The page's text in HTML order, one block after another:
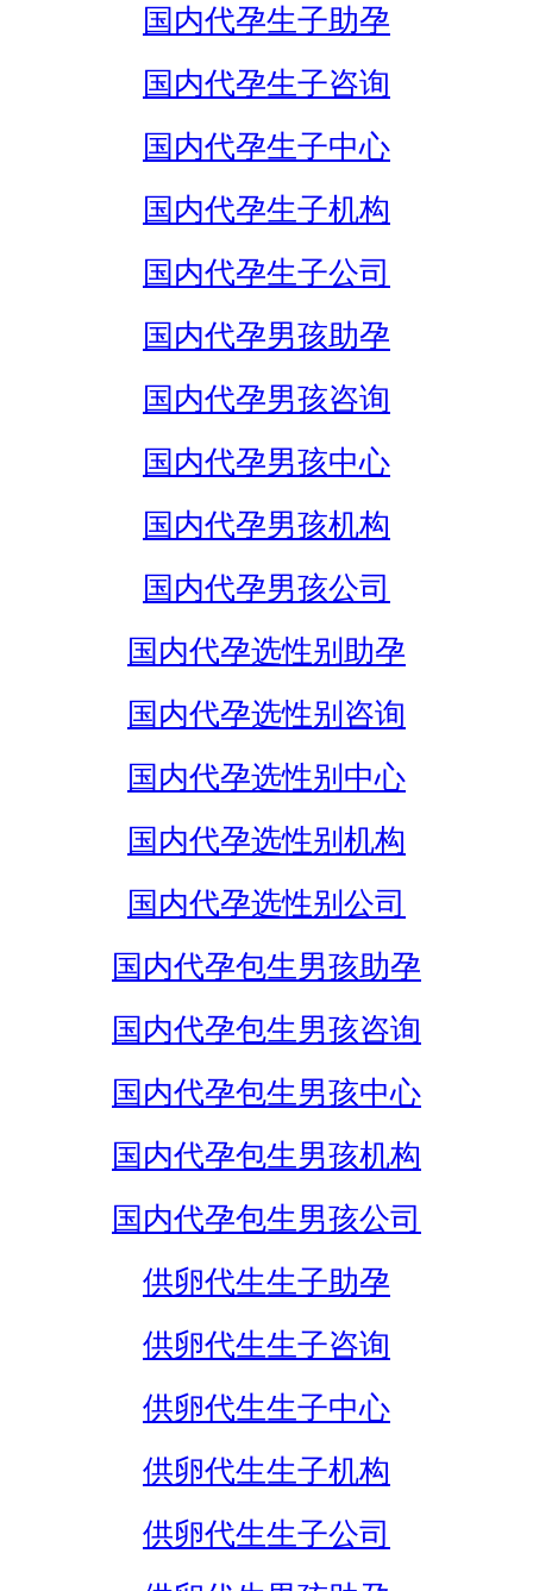
国内代孕生子助孕
国内代孕生子咨询
国内代孕生子中心
国内代孕生子机构
国内代孕生子公司
国内代孕男孩助孕
国内代孕男孩咨询
国内代孕男孩中心
国内代孕男孩机构
国内代孕男孩公司
国内代孕选性别助孕
国内代孕选性别咨询
国内代孕选性别中心
国内代孕选性别机构
国内代孕选性别公司
国内代孕包生男孩助孕
国内代孕包生男孩咨询
国内代孕包生男孩中心
国内代孕包生男孩机构
国内代孕包生男孩公司
供卵代生生子助孕
供卵代生生子咨询
供卵代生生子中心
供卵代生生子机构
供卵代生生子公司